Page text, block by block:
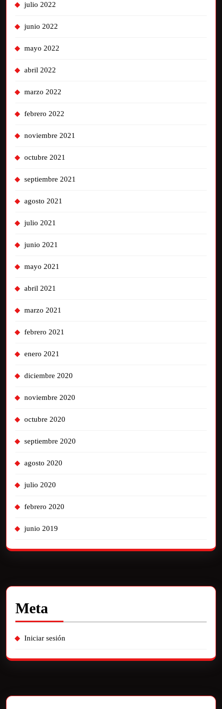
julio 2022
junio 2022
mayo 2022
abril 2022
marzo 2022
febrero 2022
noviembre 2021
octubre 2021
septiembre 2021
agosto 2021
julio 2021
junio 2021
mayo 2021
abril 2021
marzo 2021
febrero 2021
enero 2021
diciembre 2020
noviembre 2020
octubre 2020
septiembre 2020
agosto 2020
julio 2020
febrero 2020
junio 2019
Meta
Iniciar sesión